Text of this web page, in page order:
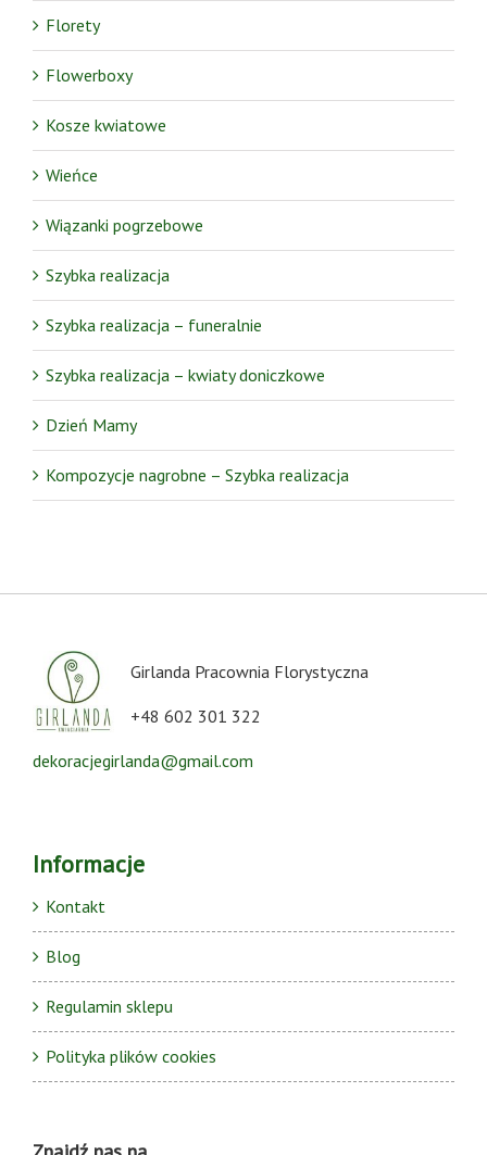
Florety
Flowerboxy
Kosze kwiatowe
Wieńce
Wiązanki pogrzebowe
Szybka realizacja
Szybka realizacja – funeralnie
Szybka realizacja – kwiaty doniczkowe
Dzień Mamy
Kompozycje nagrobne – Szybka realizacja
Girlanda Pracownia Florystyczna
+48 602 301 322
dekoracjegirlanda@gmail.com
Informacje
Kontakt
Blog
Regulamin sklepu
Polityka plików cookies